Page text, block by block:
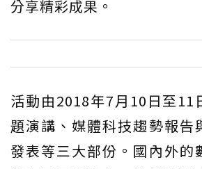
分享精彩成果。
活動由2018年7月10日至11
題演講、媒體科技趨勢報告
發表等三大部份。國內外的